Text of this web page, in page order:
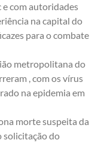
e com autoridades
na capital do
para o combate
metropolitana do
, com os vírus
na epidemia em
morte suspeita da
solicitação do